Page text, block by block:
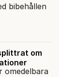
bibehållen
om
omedelbara